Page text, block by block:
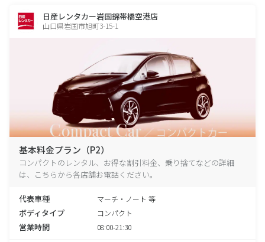
日産レンタカー岩国錦帯橋空港店
山口県岩国市旭町3-15-1
基本料金プラン（P2）
コンパクトのレンタル、お得な割引料金、乗り捨てなどの詳細
は、こちらから各店舗お電話ください。
代表車種 マーチ・ノート 等
ボディタイプ コンパクト
営業時間 08:00-21:30